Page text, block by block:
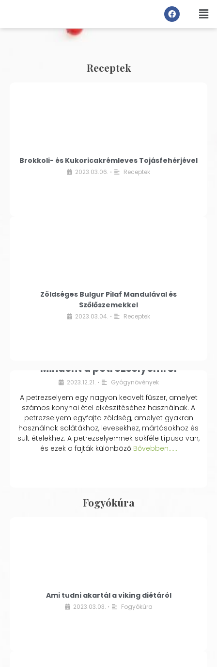
Receptek
Brokkoli- és Kukoricakrémleves Tojásfehérjével
2023.03.06. • Receptek
Zöldséges Bulgur Pilaf Mandulával és
Szőlőszemekkel
2023.03.04. • Receptek
Mindent a petrezselyemről
2023.12.21. • Gyógynövények
A petrezselyem egy nagyon kedvelt fűszer, amelyet
számos konyhai étel elkészítéséhez használnak. A
petrezselyem egyfajta zöldség, amelyet gyakran
használnak salátákhoz, levesekhez, mártásokhoz és
sült ételekhez. A petrezselyemnek sokféle típusa van,
és ezek a fajták különbözőBővebben...…
Fogyókúra
Ami tudni akartál a viking diétáról
2023.03.03. • Fogyókúra